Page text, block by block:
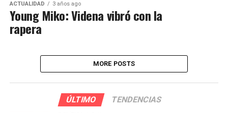
ACTUALIDAD 3 años ago
Young Miko: Videna vibró con la
rapera
MORE POSTS
ÚLTIMO TENDENCIAS